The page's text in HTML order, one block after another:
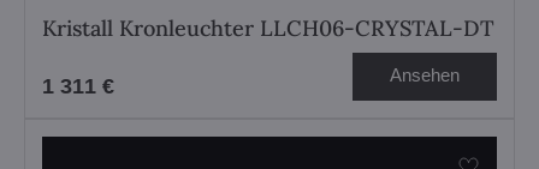
Kristall Kronleuchter LLCH06-CRYSTAL-DT
1 311 € Ansehen